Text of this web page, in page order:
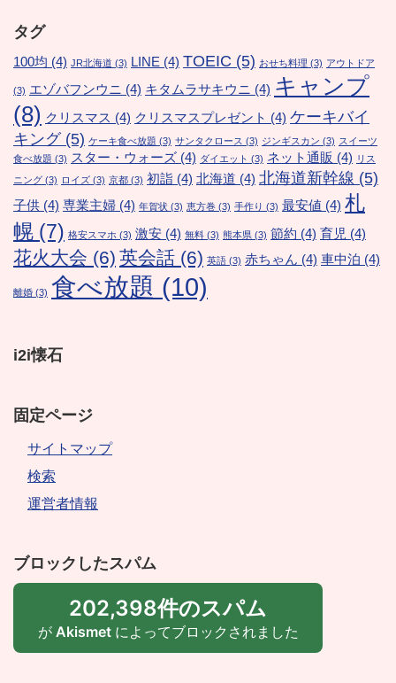
タグ
100均 (4) JR北海道 (3) LINE (4) TOEIC (5) おせち料理 (3) アウトドア
(3) エゾバフンウニ (4) キタムラサキウニ (4) キャンプ
(8) クリスマス (4) クリスマスプレゼント (4) ケーキバイ
キング(5) ケーキ食べ放題 (3) サンタクロース (3) ジンギスカン (3) スイーツ
食べ放題 (3) スター・ウォーズ (4) ダイエット (3) ネット通販 (4) リス
ニング (3) ロイズ (3) 京都 (3) 初詣 (4) 北海道 (4) 北海道新幹線 (5)
子供 (4) 専業主婦 (4) 年賀状 (3) 恵方巻 (3) 手作り (3) 最安値 (4) 札
幌 (7) 格安スマホ (3) 激安 (4) 無料 (3) 熊本県 (3) 節約 (4) 育児 (4)
花火大会 (6) 英会話 (6) 英語 (3) 赤ちゃん (4) 車中泊 (4)
離婚 (3) 食べ放題 (10)
i2i懐石
固定ページ
サイトマップ
検索
運営者情報
ブロックしたスパム
202,398件のスパム
が Akismetによってブロックされました